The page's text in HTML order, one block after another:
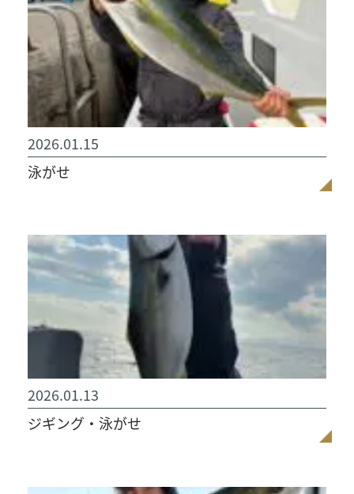
2026.01.15
泳がせ
2026.01.13
ジギング・泳がせ